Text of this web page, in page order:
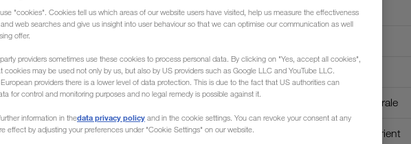
/ vers l'Estonie
Europe
Asie Centrale
Moyen-Orient
"cookies". Cookies tell us which areas of our website users have visited, help us measure the effectiveness
web searches and give us insight into user behaviour so that we can optimise our communication as well
offer.
providers sometimes use these cookies to process personal data. By clicking on "Yes, accept all cookies",
cookies may be used not only by us, but also by US providers such as Google LLC and YouTube LLC.
providers there is a lower level of data protection. This is due to the fact that US authorities can
for control and monitoring purposes and no legal remedy is possible against it.
information in thedata privacy policy and in the cookie settings. You can revoke your consent at any
effect by adjusting your preferences under "Cookie Settings" on our website.